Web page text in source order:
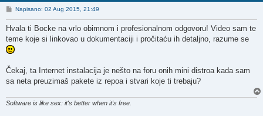
P
t
Napisano: 02 Aug 2015, 21:49
Hvala ti Bocke na vrlo obimnom i profesionalnom odgovoru! Video sam te
teme koje si linkovao u dokumentaciji i pročitaću ih detaljno, razume se
Čekaj, ta Internet instalacija je nešto na foru onih mini distroa kada sam
sa neta preuzimaš pakete iz repoa i stvari koje ti trebaju?
Software is like sex: it's better when it's free.